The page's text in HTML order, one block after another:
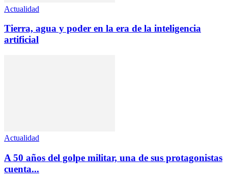
Actualidad
Tierra, agua y poder en la era de la inteligencia
artificial
Actualidad
A 50 años del golpe militar, una de sus protagonistas
cuenta...